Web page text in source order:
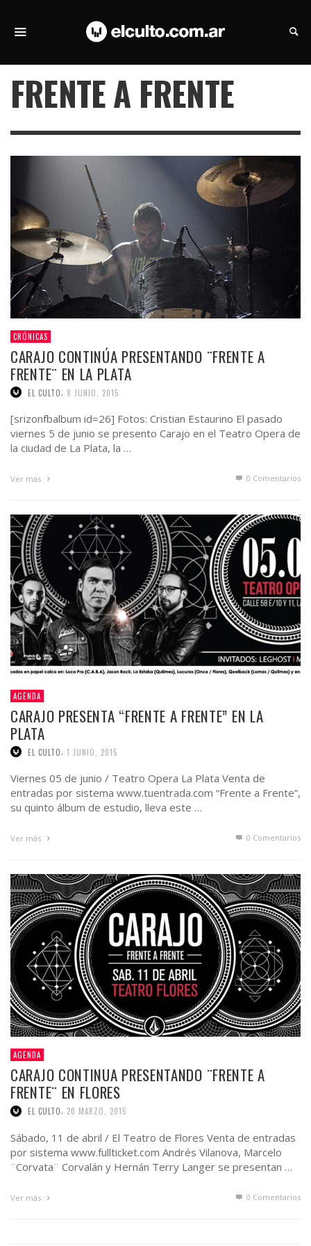
FRENTE A FRENTE
CRÓNICAS
CARAJO CONTINÚA PRESENTANDO ¨FRENTE A
FRENTE¨ EN LA PLATA
EL CULTO 8 JUNIO, 2015
[srizonfbalbum id=26] Fotos: Cristian Estaurino El pasado
viernes 5 de junio se presento Carajo en el Teatro Opera de
la ciudad de La Plata, la …
Ver más 0 Comentarios
AGENDA
CARAJO PRESENTA “FRENTE A FRENTE” EN LA
PLATA
EL CULTO 1 JUNIO, 2015
Viernes 05 de junio / Teatro Opera La Plata Venta de
entradas por sistema www.tuentrada.com “Frente a Frente”,
su quinto álbum de estudio, lleva este …
Ver más 0 Comentarios
AGENDA
CARAJO CONTINUA PRESENTANDO ¨FRENTE A
FRENTE¨ EN FLORES
EL CULTO, 20 MARZO, 2015
Sábado, 11 de abril / El Teatro de Flores Venta de entradas
por sistema www.fullticket.com Andrés Vilanova, Marcelo
¨Corvata¨ Corvalán y Hernán Terry Langer se presentan …
Ver más 0 Comentarios